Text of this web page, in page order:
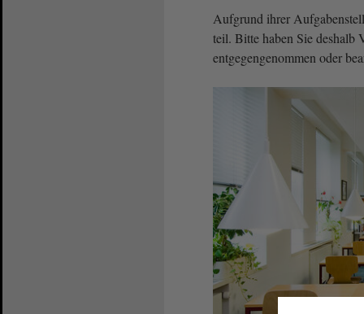
Aufgrund ihrer
teil. Bitte haben Sie deshalb
entgegengenommen oder